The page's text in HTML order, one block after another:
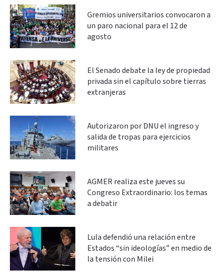
Gremios universitarios convocaron a
un paro nacional para el 12 de
agosto
El Senado debate la ley de propiedad
privada sin el capítulo sobre tierras
extranjeras
Autorizaron por DNU el ingreso y
salida de tropas para ejercicios
militares
AGMER realiza este jueves su
Congreso Extraordinario: los temas
a debatir
Lula defendió una relación entre
Estados “sin ideologías” en medio de
la tensión con Milei